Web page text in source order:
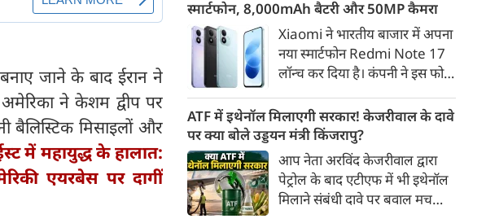
जाने के बाद ईरान ने
ने केशम द्वीप पर
बैलिस्टिक मिसाइलों और
में महायुद्ध के हालात:
एयरबेस पर दागीं
कीमत 99,999 रुपए (एक्स-शोरूम,
बेंगलुरु) रखी गई है। फिलहाल इसकी
बुकिंग बेंगलुरु के ग्राहकों के लिए
कंपनी की आधिकारिक वेबसाइट के
जरिए शुरू की गई है। आने वाले समय
में इसे दूसरे शहरों में भी उपलब्ध
कराया जाएगा।
स्मार्टफोन, 8,000mAh बैटरी और 50MP कैमरा
Xiaomi ने भारतीय बाजार में अपना
नया स्मार्टफोन Redmi Note 17
लॉन्च कर दिया है। कंपनी ने इस फोन
डिस्प्ले, 8,000mAh की बड़ी बैटरी
और Qualcomm Snapdragon
चिपसेट के साथ पेश किया है। फोन में
50MP का मेन कैमरा दिया गया है।
इसके अलावा Redmi Note 17 में
Corning Gorilla Glass 7i
ATF में इथेनॉल मिलाएगी सरकार! केजरीवाल के दावे
पर क्या बोले उड्डयन मंत्री किंजरापु?
आप नेता अरविंद केजरीवाल द्वारा
पेट्रोल के बाद एटीएफ में भी इथेनॉल
मिलाने संबंधी दावे पर बवाल मच